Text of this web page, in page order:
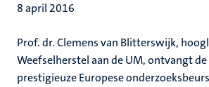
8 april 2016
Prof. dr. Clemens van Blitterswijk,
Weefselherstel aan de UM, ontvangt
prestigieuze Europese